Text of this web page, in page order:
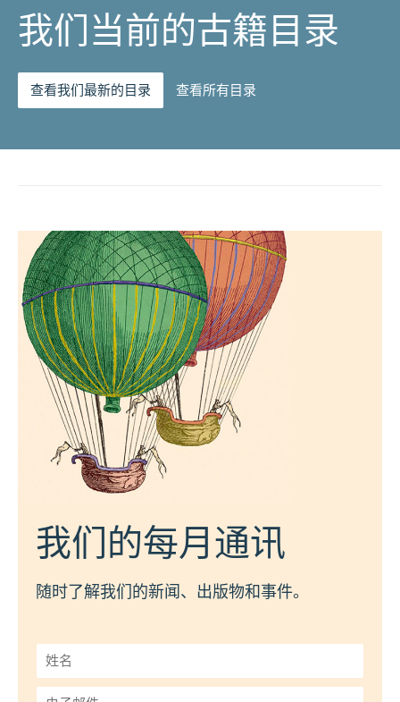
我们当前的古籍目录
查看我们最新的目录 查看所有目录
我们的每月通讯
随时了解我们的新闻、出版物和事件。
姓
名
*